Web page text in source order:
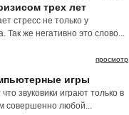
трех лет
стресс не только у
Так же негативно это слово...
просмотр
игры
звуковики играют только в
совершенно любой...